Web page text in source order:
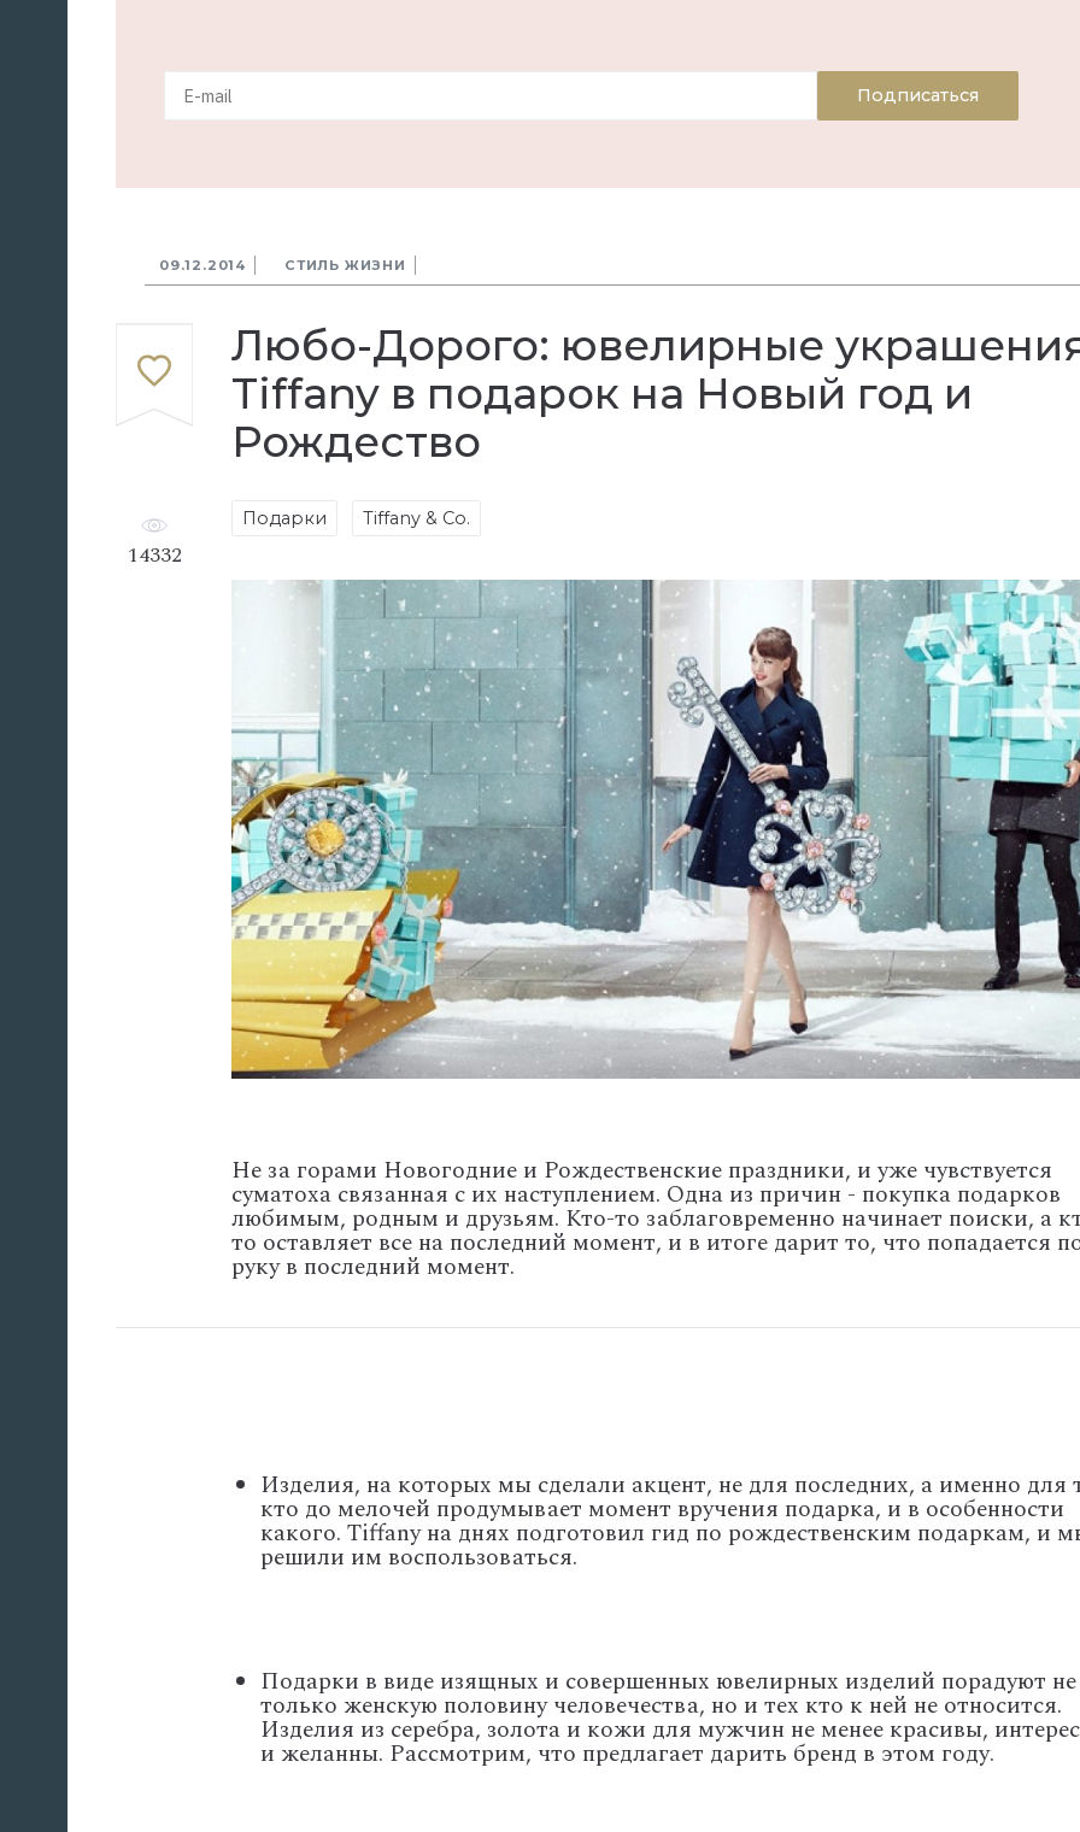
Подписаться
09.12.2014 СТИЛЬ ЖИЗНИ
Любо-Дорого: ювелирные
Tiffany в подарок на Новый год и
Рождество
Подарки Tiffany & Co.
14332
Не за горами Новогодние и Рождественские праздники, и уже чувствуется
суматоха связанная с их наступлением. Одна из причин - покупка подарков
любимым, родным и друзьям. Кто-то заблаговременно начинает поиски, а
то оставляет все на последний момент, и в итоге дарит то, что попадается
руку в последний момент.
Изделия, на которых мы сделали акцент, не для последних, а именно для
кто до мелочей продумывает момент вручения подарка, и в особенности
какого. Tiffany на днях подготовил гид по рождественским подаркам, и
решили им воспользоваться.
Подарки в виде изящных и совершенных ювелирных изделий порадуют не
только женскую половину человечества, но и тех кто к ней не относится.
Изделия из серебра, золота и кожи для мужчин не менее красивы,
и желанны. Рассмотрим, что предлагает дарить бренд в этом году.